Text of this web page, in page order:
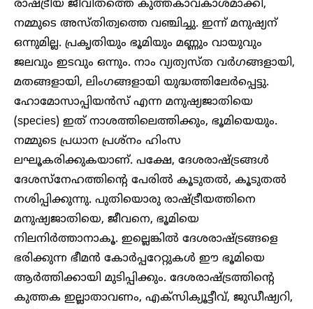
രാഷ്ട്രീയ ജീവിതത്തെ കുത്തകാവകാശമാക്കി,
നമ്മുടെ അസ്തിത്വത്തെ വഞ്ചിച്ചു. ഇന്ന് മനുഷ്യന്
ഒന്നുമില്ല. പ്രകൃതിയും ഭൂമിയും മണ്ണും വായുവും
ജലവും ഇടവും ഒന്നും. നാം വ്യത്യസ്ത വർ​ഗങ്ങളായി,
മതങ്ങളായി, ലിം​ഗങ്ങളായി യുദ്ധത്തിലേർപ്പെട്ടു.
ഹോമോസാപ്പിയൻസ് എന്ന മനുഷ്യജാതിയെ
(species) ഇത് നാശത്തിലെത്തിക്കും, ഭൂമിയെയും.
നമ്മുടെ പ്രധാന പ്രശ്നം ഹിംസ
ലഘൂകരിക്കുകയാണ്. പക്ഷേ, ദേശരാഷ്ട്രങ്ങൾ
ദേശസ്നേഹത്തിന്റെ പേരിൽ കൂടുതൽ, കൂടുതൽ
നശിപ്പിക്കുന്നു. പുതിയൊരു രാഷ്ട്രീയത്തിനെ
മനുഷ്യജാതിയെ, ജീവനെ, ഭൂമിയെ
നിലനിർത്താനാകൂ. ഇല്ലെങ്കിൽ ദേശരാഷ്ട്രങ്ങളെ
ഭരിക്കുന്ന ഭീമൻ കോർപ്പറേറ്റുകൾ ഈ ഭൂമിയെ
ആർത്തിക്കായി മുടിപ്പിക്കും. ദേശരാഷ്ട്രത്തിന്റെ
കുത്തക ഇല്ലാതാവണം, എക്സിക്യൂട്ടീവ്, ജുഡീഷ്യറി,